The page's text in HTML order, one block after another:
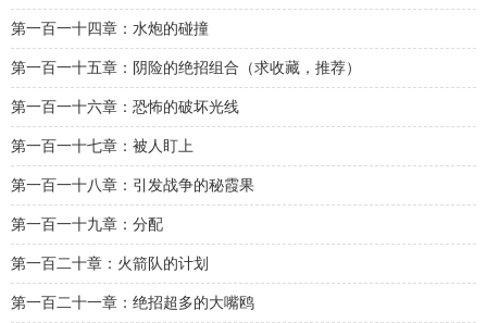
第一百一十四章：水炮的碰撞
第一百一十五章：阴险的绝招组合（求收藏，推荐）
第一百一十六章：恐怖的破坏光线
第一百一十七章：被人盯上
第一百一十八章：引发战争的秘霞果
第一百一十九章：分配
第一百二十章：火箭队的计划
第一百二十一章：绝招超多的大嘴鸥